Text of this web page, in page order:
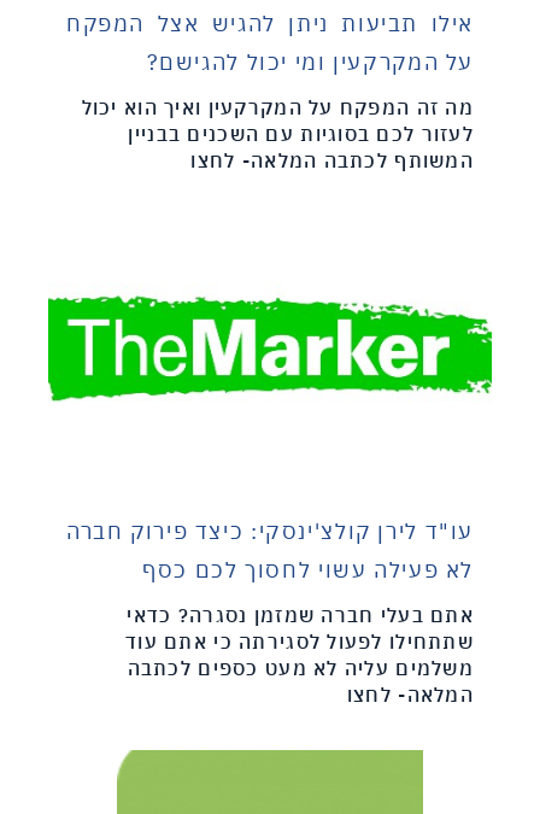
אילו תביעות ניתן להגיש אצל המפקח
על המקרקעין ומי יכול להגישם?
מה זה המפקח על המקרקעין ואיך הוא יכול
לעזור לכם בסוגיות עם השכנים בבניין
המשותף לכתבה המלאה- לחצו
עו"ד לירן קולצ'ינסקי: כיצד פירוק חברה
לא פעילה עשוי לחסוך לכם כסף
אתם בעלי חברה שמזמן נסגרה? כדאי
שתתחילו לפעול לסגירתה כי אתם עוד
משלמים עליה לא מעט כספים לכתבה
המלאה- לחצו